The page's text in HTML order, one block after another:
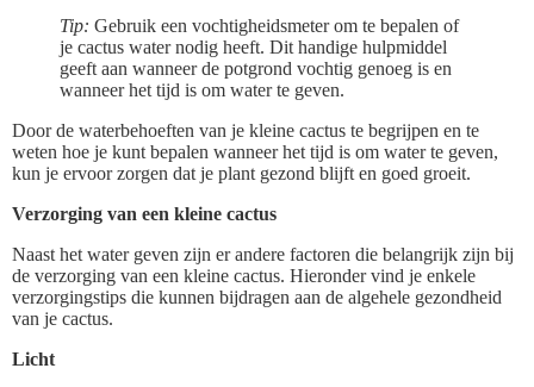
Tip: Gebruik een vochtigheidsmeter om te bepalen of
je cactus water nodig heeft. Dit handige hulpmiddel
geeft aan wanneer de potgrond vochtig genoeg is en
wanneer het tijd is om water te geven.
Door de waterbehoeften van je kleine cactus te begrijpen en te
weten hoe je kunt bepalen wanneer het tijd is om water te geven,
kun je ervoor zorgen dat je plant gezond blijft en goed groeit.
Verzorging van een kleine cactus
Naast het water geven zijn er andere factoren die belangrijk zijn bij
de verzorging van een kleine cactus. Hieronder vind je enkele
verzorgingstips die kunnen bijdragen aan de algehele gezondheid
van je cactus.
Licht